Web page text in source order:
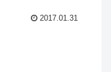
2017.01.31